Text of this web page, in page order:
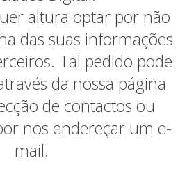
altura optar por não
das suas informações
Tal pedido pode
da nossa página
de contactos ou
nos endereçar um e-
mail.